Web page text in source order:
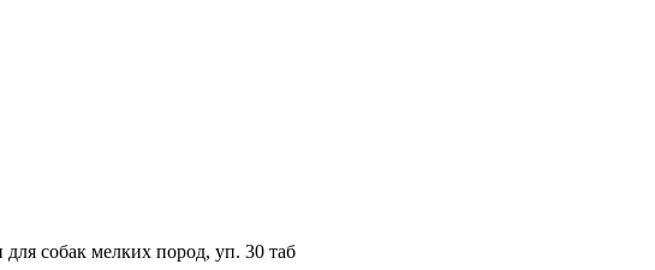
для собак мелких пород, уп. 30 таб